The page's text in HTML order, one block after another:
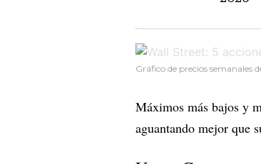
Gráfico de precios semanales
Máximos más bajos y
aguantando mejor que